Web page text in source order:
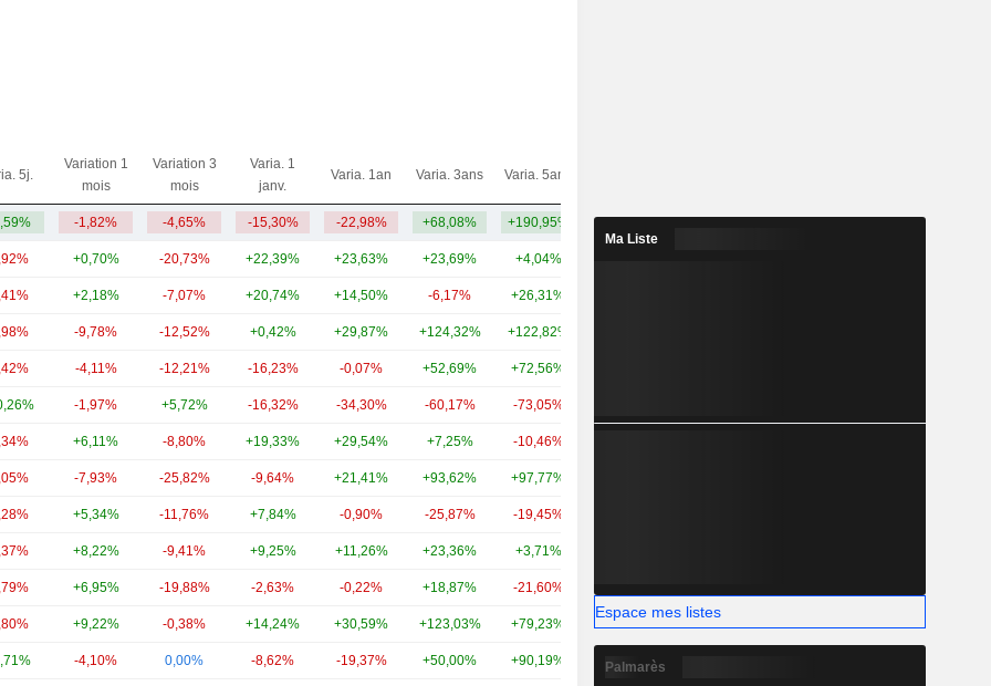
5j.
Variation 1
mois
Variation 3
mois
Varia. 1
janv.
Varia. 1an Varia. 3ans Varia. 5ans
-1,82% -4,65% -15,30% -22,98% +68,08% +190,95%
+0,70% -20,73% +22,39% +23,63% +23,69% +4,04%
+2,18% -7,07% +20,74% +14,50% -6,17% +26,31%
-9,78% -12,52% +0,42% +29,87% +124,32% +122,82%
-4,11% -12,21% -16,23% -0,07% +52,69% +72,56%
-1,97% +5,72% -16,32% -34,30% -60,17% -73,05%
+6,11% -8,80% +19,33% +29,54% +7,25% -10,46%
-7,93% -25,82% -9,64% +21,41% +93,62% +97,77%
+5,34% -11,76% +7,84% -0,90% -25,87% -19,45%
+8,22% -9,41% +9,25% +11,26% +23,36% +3,71%
+6,95% -19,88% -2,63% -0,22% +18,87% -21,60%
+9,22% -0,38% +14,24% +30,59% +123,03% +79,23% +23,48% 16,88 Md
-4,10% 0,00% -8,62% -19,37% +50,00% +90,19% +180,92%
Ma Liste
Espace mes listes
Palmarès